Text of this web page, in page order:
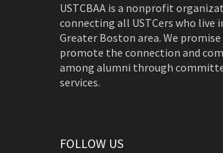
USTCBAA is a nonprofit
connecting all USTCers who live
Greater Boston area. We
promote the connection and
among alumni through
services.
FOLLOW US